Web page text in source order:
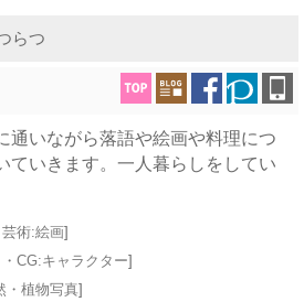
らつ
通いながら落語や絵画や料理につ
ていきます。一人暮らしをしてい
術:絵画]
CG:キャラクター]
・植物写真]